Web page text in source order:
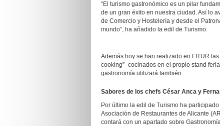
“El turismo gastronómico es un pilar
de un gran éxito en nuestra ciudad. Así lo
de Comercio y Hostelería y desde el
mundo”, ha añadido la edil de Turismo.
Además hoy se han realizado en FITUR
cooking”- cocinados en el propio stand
gastronomía utilizará también .
Sabores de los chefs César Anca y
Por último la edil de Turismo ha
Asociación de Restaurantes de Alicante
contará con un apartado sobre